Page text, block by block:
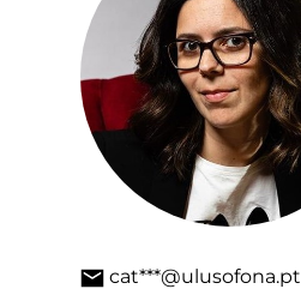
cat***@ulusofona.pt